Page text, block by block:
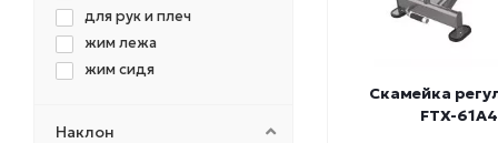
Скамейка
FTX-
для рук и плеч
жим лежа
жим сидя
Наклон